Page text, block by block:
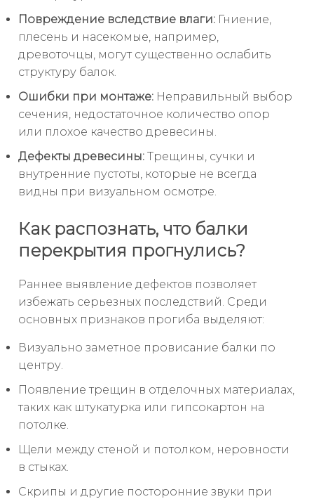
Повреждение вследствие влаги: Гниение,
плесень и насекомые, например,
древоточцы, могут существенно ослабить
структуру балок.
Ошибки при монтаже: Неправильный выбор
сечения, недостаточное количество опор
или плохое качество древесины.
Дефекты древесины: Трещины, сучки и
внутренние пустоты, которые не всегда
видны при визуальном осмотре.
Как распознать, что балки
перекрытия прогнулись?
Раннее выявление дефектов позволяет
избежать серьезных последствий. Среди
основных признаков прогиба выделяют:
Визуально заметное провисание балки по
центру.
Появление трещин в отделочных материалах,
таких как штукатурка или гипсокартон на
потолке.
Щели между стеной и потолком, неровности
в стыках.
Скрипы и другие посторонние звуки при